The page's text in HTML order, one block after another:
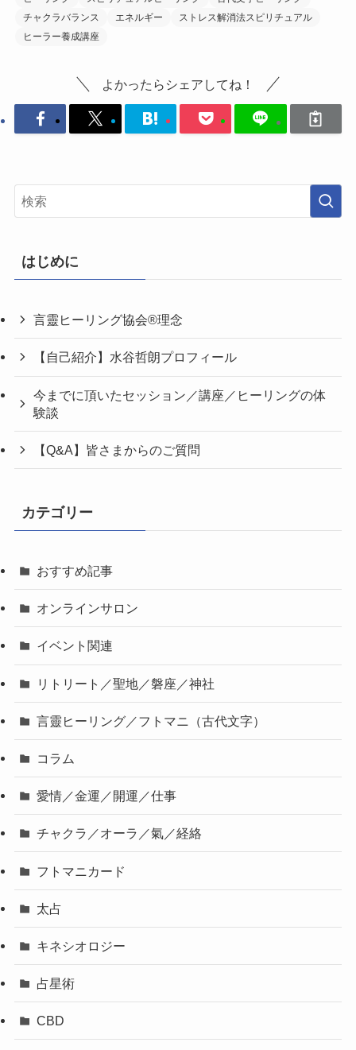
チャクラバランス
エネルギー
ストレス解消法スピリチュアル
ヒーラー養成講座
よかったらシェアしてね！
はじめに
言靈ヒーリング協会®理念
【自己紹介】水谷哲朗プロフィール
今までに頂いたセッション／講座／ヒーリングの体
験談
【Q&A】皆さまからのご質問
カテゴリー
おすすめ記事
オンラインサロン
イベント関連
リトリート／聖地／磐座／神社
言靈ヒーリング／フトマニ（古代文字）
コラム
愛情／金運／開運／仕事
チャクラ／オーラ／氣／経絡
フトマニカード
太占
キネシオロジー
占星術
CBD